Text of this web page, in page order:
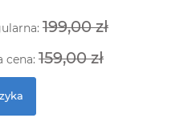
199,00 zł
cena: 159,00 zł